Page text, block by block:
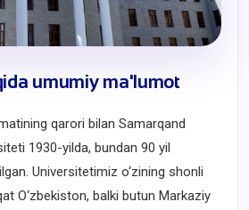
umumiy ma'lumot
qarori bilan Samarqand
1930-yilda, bundan 90 yil
Universitetimiz o‘zining shonli
O‘zbekiston, balki butun Markaziy